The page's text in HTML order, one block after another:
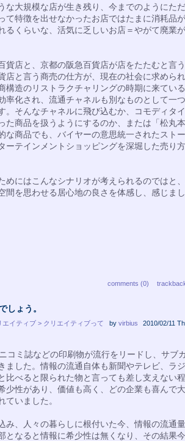
な大規模な店が生き残り、今までのようにた
て特徴を出せなかったお店ではたまに消耗品
るくらいな、活気に乏しいお店＝やがて廃業
貨店と、京都の阪急百貨店が店をたたむと言
店と言う商売の仕方が、現在の社会に求めら
構造のリストラクチャリングの時期に来てい
率化され、流通チャネルも別なものとして一
。そんなチャネルに飛び込むか、コモディタ
た商品を扱うようにするのか、または「松丸本
な商品でも、バイヤーの意思統一されたスト
ーテインメントショッピングを深堀した売り
めにはこんなシナリオが考えられるのではと
間を思わせる居心地の良さを体感し、感じまし
comments (0)
しょう。
エイティブ > クリエイティブって by virbius 2010/02/11
コミ誌などの印刷物が流行をリードし、サブ
ました。情報の流通自体も新聞やテレビ、ラ
比べると限られた物と言っても差し支えない
少性があり、価値も高く、どの企業も喜んで
ていました。
み、人々の暮らしに根付いた今、情報の流通
となると情報に希少性は無くなり、その結果